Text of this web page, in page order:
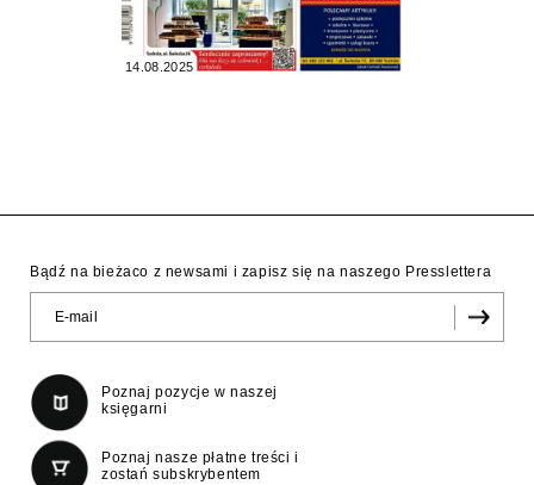
14.08.2025
Bądź na bieżaco z newsami i zapisz się na naszego Presslettera
Poznaj pozycje w naszej
księgarni
Poznaj nasze płatne treści i
zostań subskrybentem